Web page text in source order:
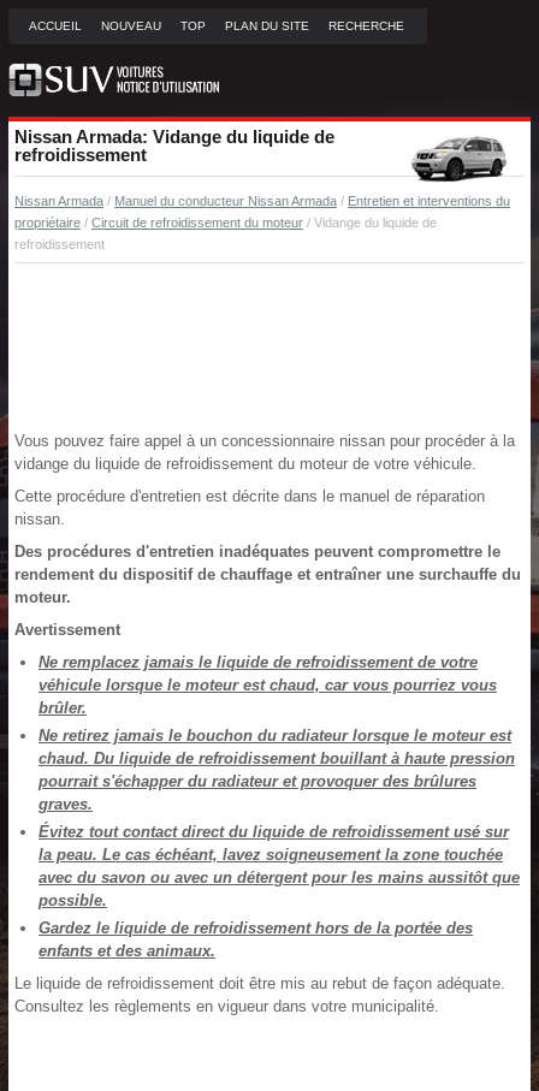
ACCUEIL NOUVEAU TOP PLAN DU SITE RECHERCHE
Nissan Armada: Vidange du liquide de
refroidissement
Nissan Armada / Manuel du conducteur Nissan Armada / Entretien et interventions du
propriétaire / Circuit de refroidissement du moteur / Vidange du liquide de
refroidissement
Vous pouvez faire appel à un concessionnaire nissan pour procéder à la
vidange du liquide de refroidissement du moteur de votre véhicule.
Cette procédure d'entretien est décrite dans le manuel de réparation
nissan.
Des procédures d'entretien inadéquates peuvent compromettre le
rendement du dispositif de chauffage et entraîner une surchauffe du
moteur.
Avertissement
Ne remplacez jamais le liquide de refroidissement de votre
véhicule lorsque le moteur est chaud, car vous pourriez vous
brûler.
Ne retirez jamais le bouchon du radiateur lorsque le moteur est
chaud. Du liquide de refroidissement bouillant à haute pression
pourrait s'échapper du radiateur et provoquer des brûlures
graves.
Évitez tout contact direct du liquide de refroidissement usé sur
la peau. Le cas échéant, lavez soigneusement la zone touchée
avec du savon ou avec un détergent pour les mains aussitôt que
possible.
Gardez le liquide de refroidissement hors de la portée des
enfants et des animaux.
Le liquide de refroidissement doit être mis au rebut de façon adéquate.
Consultez les règlements en vigueur dans votre municipalité.